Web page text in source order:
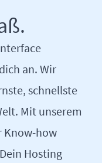
an. Wir
schnellste
Mit unserem
Know-how
Hosting